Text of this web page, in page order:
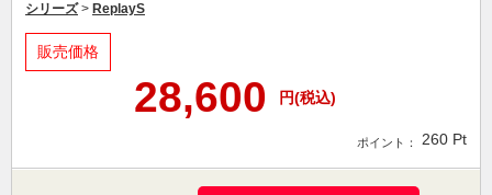
シリーズ> ReplayS
販売価格
28,600 円(税込)
ポイント： 260 Pt